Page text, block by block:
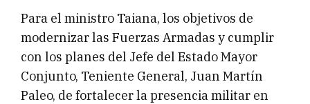
Para el ministro Taiana, los objetivos de
modernizar las Fuerzas Armadas y cumplir
con los planes del Jefe del Estado Mayor
Conjunto, Teniente General, Juan Martín
Paleo, de fortalecer la presencia militar en